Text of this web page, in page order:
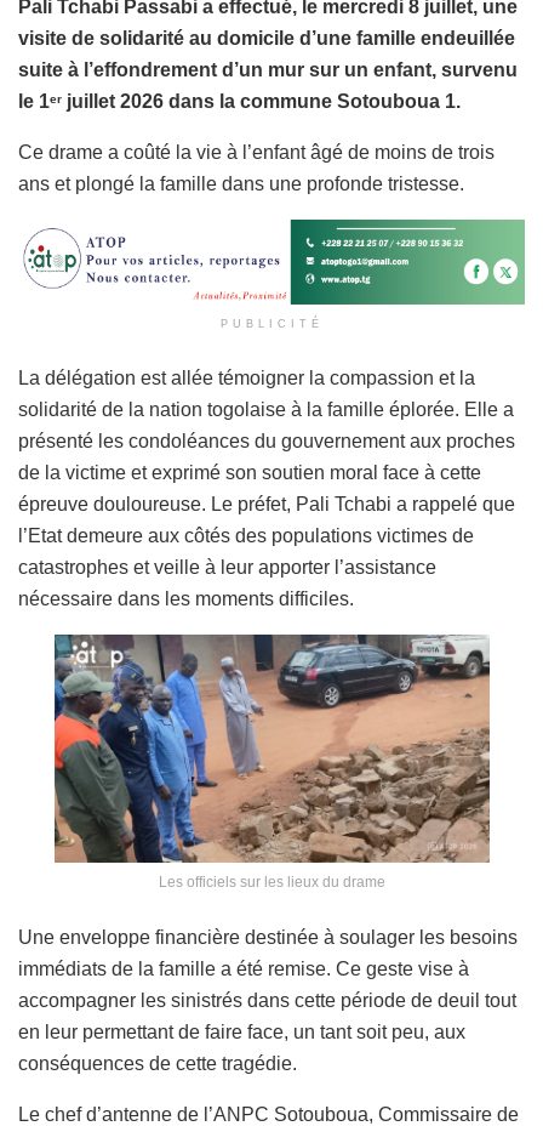
Pali Tchabi Passabi a effectué, le mercredi 8 juillet, une
visite de solidarité au domicile d’une famille endeuillée
suite à l’effondrement d’un mur sur un enfant, survenu
le 1er juillet 2026 dans la commune Sotouboua 1.
Ce drame a coûté la vie à l’enfant âgé de moins de trois
ans et plongé la famille dans une profonde tristesse.
PUBLICITÉ
La délégation est allée témoigner la compassion et la
solidarité de la nation togolaise à la famille éplorée. Elle a
présenté les condoléances du gouvernement aux proches
de la victime et exprimé son soutien moral face à cette
épreuve douloureuse. Le préfet, Pali Tchabi a rappelé que
l’Etat demeure aux côtés des populations victimes de
catastrophes et veille à leur apporter l’assistance
nécessaire dans les moments difficiles.
Les officiels sur les lieux du drame
Une enveloppe financière destinée à soulager les besoins
immédiats de la famille a été remise. Ce geste vise à
accompagner les sinistrés dans cette période de deuil tout
en leur permettant de faire face, un tant soit peu, aux
conséquences de cette tragédie.
Le chef d’antenne de l’ANPC Sotouboua, Commissaire de